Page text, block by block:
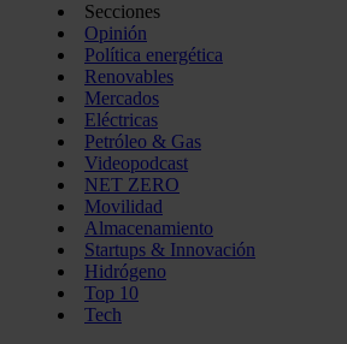
Secciones
Opinión
Política energética
Renovables
Mercados
Eléctricas
Petróleo & Gas
Videopodcast
NET ZERO
Movilidad
Almacenamiento
Startups & Innovación
Hidrógeno
Top 10
Tech